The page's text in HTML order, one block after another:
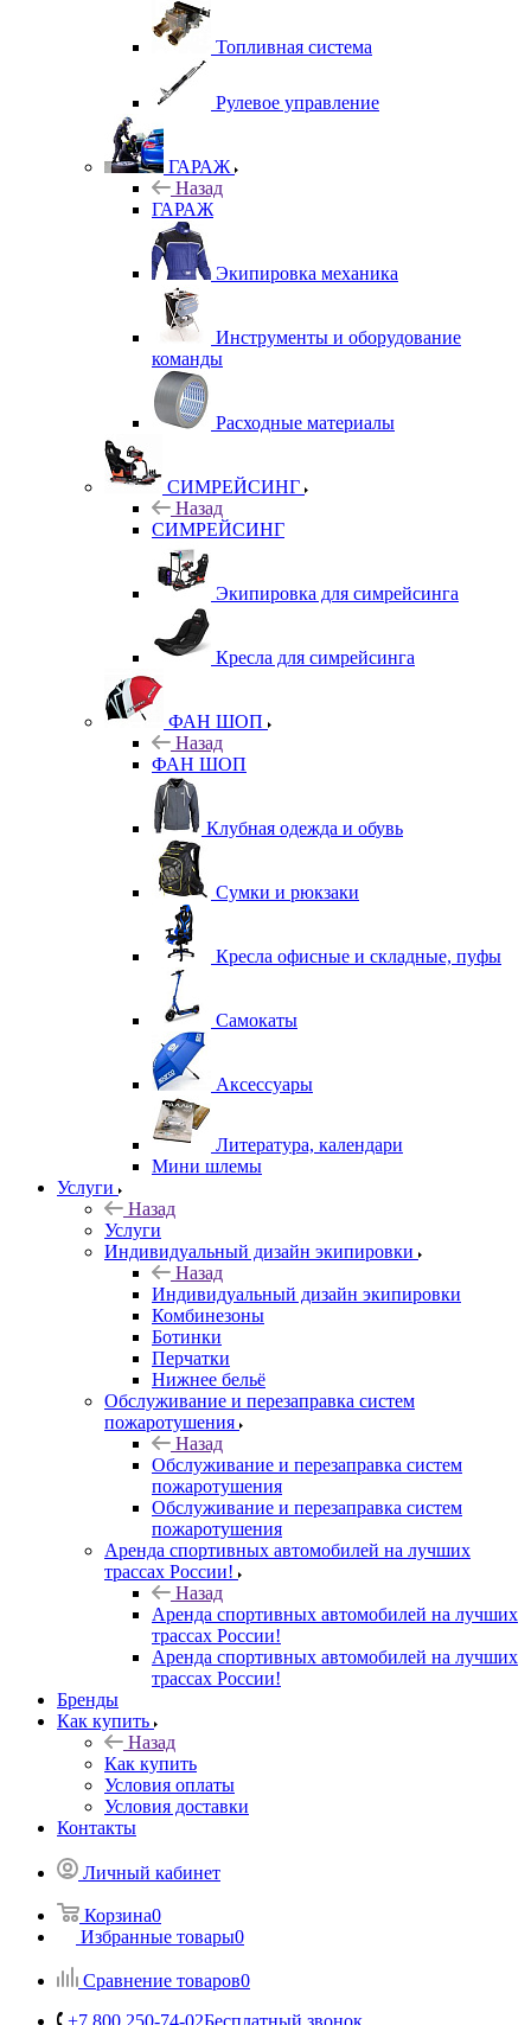
Топливная система
Рулевое управление
ГАРАЖ
Назад
ГАРАЖ
Экипировка механика
Инструменты и оборудование
команды
Расходные материалы
СИМРЕЙСИНГ
Назад
СИМРЕЙСИНГ
Экипировка для симрейсинга
Кресла для симрейсинга
ФАН ШОП
Назад
ФАН ШОП
Клубная одежда и обувь
Сумки и рюкзаки
Кресла офисные и складные, пуфы
Самокаты
Аксессуары
Литература, календари
Мини шлемы
Услуги
Назад
Услуги
Индивидуальный дизайн экипировки
Назад
Индивидуальный дизайн экипировки
Комбинезоны
Ботинки
Перчатки
Нижнее бельё
Обслуживание и перезаправка систем
пожаротушения
Назад
Обслуживание и перезаправка систем
пожаротушения
Обслуживание и перезаправка систем
пожаротушения
Аренда спортивных автомобилей на лучших
трассах России!
Назад
Аренда спортивных автомобилей на лучших
трассах России!
Аренда спортивных автомобилей на лучших
трассах России!
Бренды
Как купить
Назад
Как купить
Условия оплаты
Условия доставки
Контакты
Личный кабинет
Корзина0
Избранные товары0
Сравнение товаров0
+7 800 250-74-02Бесплатный звонок